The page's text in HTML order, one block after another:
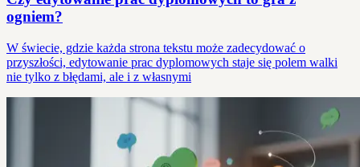
ogniem?
W świecie, gdzie każda strona tekstu może zadecydować o
przyszłości, edytowanie prac dyplomowych staje się polem walki
nie tylko z błędami, ale i z własnymi